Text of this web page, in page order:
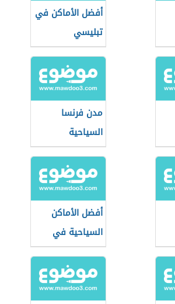
أفضل الأماكن في
تبليسي
مدن فرنسا
السياحية
أفضل الأماكن
السياحية في
العالم